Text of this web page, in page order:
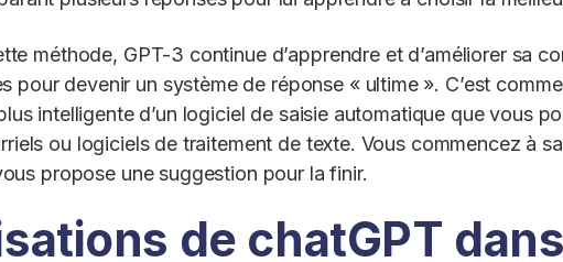
méthode, GPT-3 continue d’apprendre et d’améliorer sa
pour devenir un système de réponse « ultime ». C’est
intelligente d’un logiciel de saisie automatique que vous
ou logiciels de traitement de texte. Vous commencez à
propose une suggestion pour la finir.
de chatGPT dans